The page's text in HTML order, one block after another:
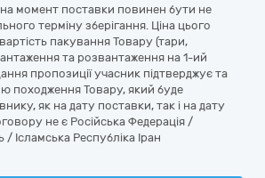
на момент поставки повинен бути не
терміну зберігання. Ціна цього
пакування Товару (тари,
та розвантаження на 1-ий
пропозиції учасник підтверджує та
походження Товару, який буде
як на дату поставки, так і на дату
не є Російська Федерація /
/ Ісламська Республіка Іран